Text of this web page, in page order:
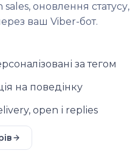
оновлення статусу,
ваш Viber-бот.
за тегом
на поведінку
open і replies